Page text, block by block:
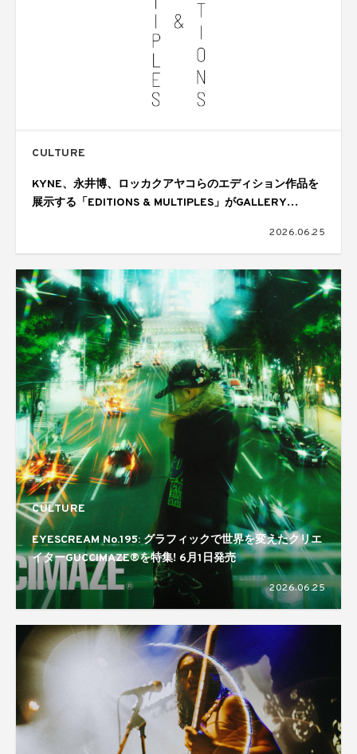
CULTURE
KYNE、永井博、ロッカクアヤコらのエディション作品を
展示する「EDITIONS & MULTIPLES」がGALLERY
2026.06.25
CULTURE
EYESCREAM No.195: グラフィックで世界を変えたクリエ
イターGUCCIMAZE®を特集! 6月1日発売
2026.06.25